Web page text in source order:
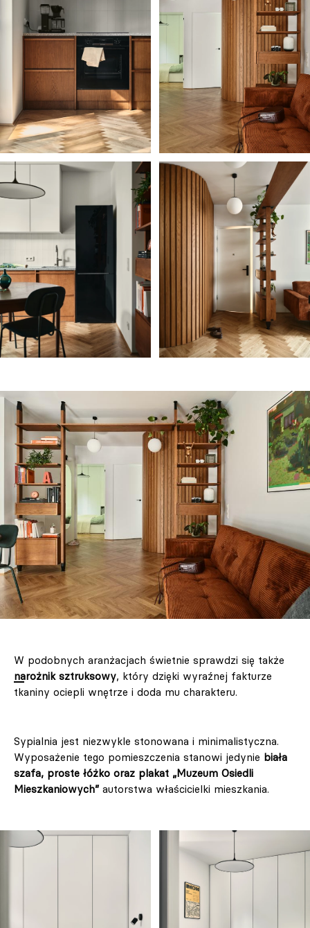
W podobnych aranżacjach świetnie sprawdzi się także
narożnik sztruksowy, który dzięki wyraźnej fakturze
tkaniny ociepli wnętrze i doda mu charakteru.
Sypialnia jest niezwykle stonowana i minimalistyczna.
Wyposażenie tego pomieszczenia stanowi jedynie biała
szafa, proste łóżko oraz plakat „Muzeum Osiedli
Mieszkaniowych” autorstwa właścicielki mieszkania.